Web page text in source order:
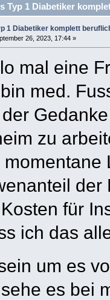
Typ 1 Diabetiker
1 Diabetiker komplett
26, 2023, 17:44 »
mal eine
med.
zu
momentane
der
für
ich das
um es
es bei